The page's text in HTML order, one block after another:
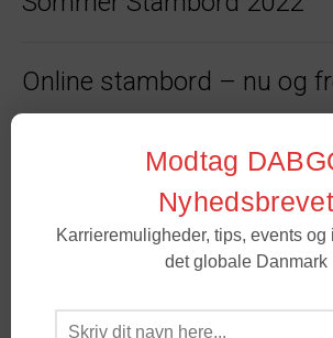
Online stambord – nu og
Tips til at lande i
Johannes, Executive
Goldman Sachs
DABGO-PRISVINDER HAR
Modtag
Nyhedsbrevet
Karrieremuligheder, tips, events og
det globale Danmark